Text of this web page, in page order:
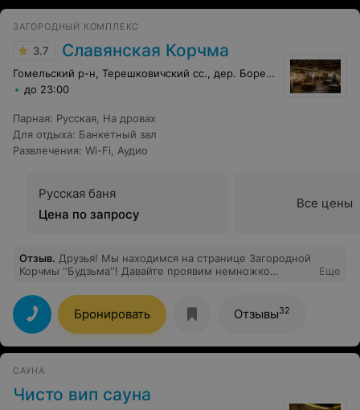
ЗАГОРОДНЫЙ КОМПЛЕКС
3.7 Славянская Корчма
Гомельский р-н, Терешковичский сс., дер. Борец, 22
до 23:00
Парная: Русская На дровах
Для отдыха: Банкетный зал
Развлечения: Wi-Fi Аудио
Русская баня
Цена по запросу
Все цены
Отзыв. Друзья! Мы находимся на странице Загородной
Корчмы ''Будзьма''! Давайте проявим немножко
комплекс находится за городом. Прелесть состоит в
том, что можно как бы удалиться от городской суеты,
грубости и неуважения, уединиться! Если заказанные
вами блюда немного задерживаются, можно
прогуляться по местности, поиграть с детьми, да хотя
территории есть баня. Мы с подружками парились,
очень классно, советую попробовать. После бани мы
переместились в ресторан. Все что заказали,
Еще
Бронировать Отзывы32
САУНА
Чисто вип сауна